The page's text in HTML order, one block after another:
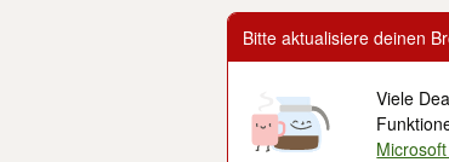
Bitte aktualisiere deinen
Viele